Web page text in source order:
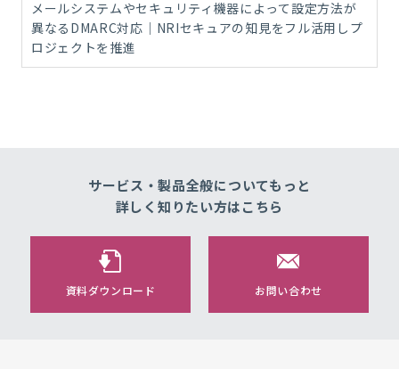
メールシステムやセキュリティ機器によって設定方法が
異なるDMARC対応｜NRIセキュアの知見をフル活用しプ
ロジェクトを推進
サービス・製品全般についてもっと
詳しく知りたい方はこちら
資料ダウンロード お問い合わせ